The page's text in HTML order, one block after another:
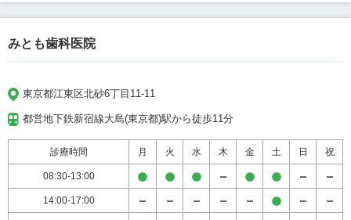
みとも歯科医院
東京都江東区北砂6丁目11-11
都営地下鉄新宿線大島(東京都)駅から徒歩11分
診療時間 月 火 水 木 金 土 日 祝
08:30-13:00
14:00-17:00